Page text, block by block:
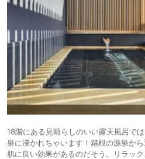
18階にある見晴らしのいい露天風呂で
泉に浸かれちゃいます！箱根の源泉か
肌に良い効果があるのだそう。リラッ